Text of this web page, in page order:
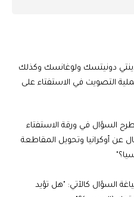
دونيتسك ولوغانسك وكذلك
التصويت في الاستفتاء على
السؤال في ورقة الاستفتاء
عن أوكرانيا وتحويل المقاطعة
السؤال كالآتي: "هل تؤيد